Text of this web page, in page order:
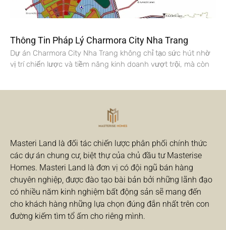
Thông Tin Pháp Lý Charmora City Nha Trang
Dự án Charmora City Nha Trang không chỉ tạo sức hút nhờ
vị trí chiến lược và tiềm năng kinh doanh vượt trội, mà còn
Masteri Land là đối tác chiến lược phân phối chính thức
các dự án chung cư, biệt thự của chủ đầu tư Masterise
Homes. Masteri Land là đơn vị có đội ngũ bán hàng
chuyên nghiệp, được đào tạo bài bản bởi những lãnh đạo
có nhiều năm kinh nghiệm bất động sản sẽ mang đến
cho khách hàng những lựa chọn đúng đắn nhất trên con
đường kiếm tìm tổ ấm cho riêng mình.